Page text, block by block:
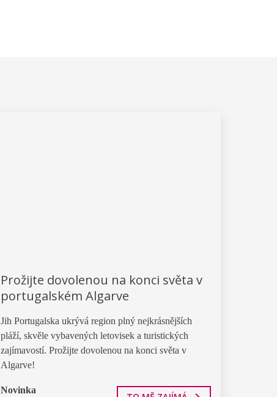
Prožijte dovolenou na konci světa v
portugalském Algarve
Jih Portugalska ukrývá region plný nejkrásnějších
pláží, skvěle vybavených letovisek a turistických
zajímavostí. Prožijte dovolenou na konci světa v
Algarve!
Novinka